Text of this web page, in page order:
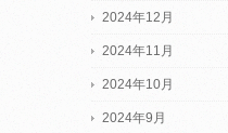
2024年12月
2024年11月
2024年10月
2024年9月